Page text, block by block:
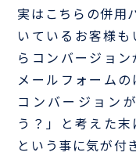
実はこちらの併用
いているお客様
らコンバージョ
メールフォーム
コンバージョン
う？」と考えた
という事に気が付